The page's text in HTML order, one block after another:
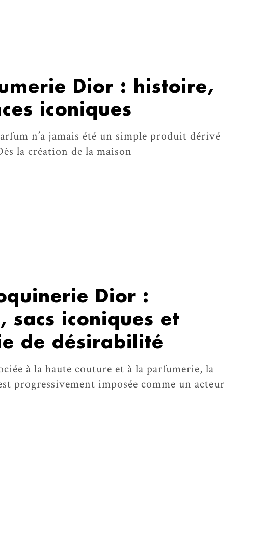
Dior : histoire,
iconiques
n’a jamais été un simple produit dérivé
la création de la maison
Dior :
sacs iconiques et
de désirabilité
à la haute couture et à la parfumerie, la
progressivement imposée comme un acteur